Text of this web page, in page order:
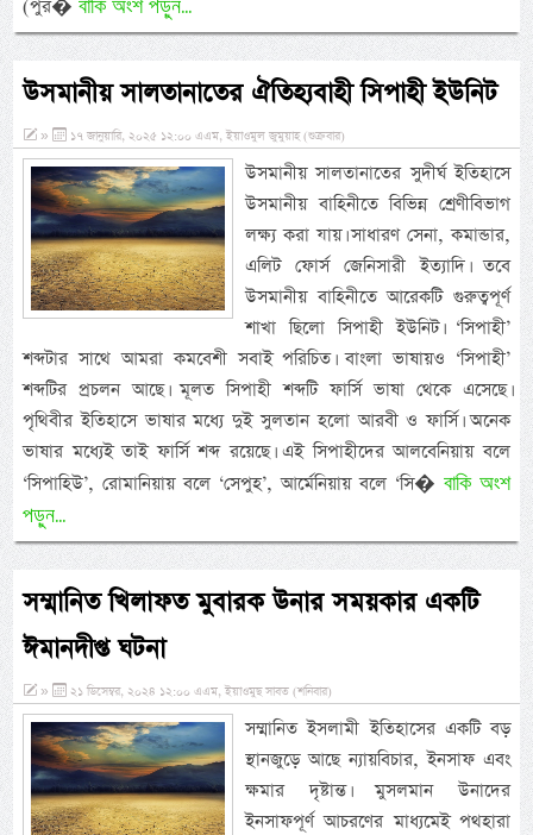
(পুর�
উসমানীয় সালতানাতের ঐতিহ্যবাহী সিপাহী ইউনিট
» ১৭ জানুয়ারি, ২০২৫ ১২:০০ এএম, ইয়াওমুল জুমুয়াহ (শুক্রবার)
উসমানীয় সালতানাতের সুদীর্ঘ ইতিহাসে
উসমানীয় বাহিনীতে বিভিন্ন শ্রেণীবিভাগ
লক্ষ্য করা যায়। সাধারণ সেনা, কমান্ডার,
এলিট ফোর্স জেনিসারী ইত্যাদি। তবে
উসমানীয় বাহিনীতে আরেকটি গুরুত্বপূর্ণ
শাখা ছিলো সিপাহী ইউনিট। ‘সিপাহী’
শব্দটার সাথে আমরা কমবেশী সবাই পরিচিত। বাংলা ভাষায়ও ‘সিপাহী’
শব্দটির প্রচলন আছে। মূলত সিপাহী শব্দটি ফার্সি ভাষা থেকে এসেছে।
পৃথিবীর ইতিহাসে ভাষার মধ্যে দুই সুলতান হলো আরবী ও ফার্সি। অনেক
ভাষার মধ্যেই তাই ফার্সি শব্দ রয়েছে। এই সিপাহীদের আলবেনিয়ায় বলে
‘সিপাহিউ’, রোমানিয়ায় বলে ‘সেপুহ’, আর্মেনিয়ায় বলে ‘সি� বাকি অংশ
পড়ুন...
সম্মানিত খিলাফত মুবারক উনার সময়কার একটি
ঈমানদীপ্ত ঘটনা
» ২১ ডিসেম্বর, ২০২৪ ১২:০০ এএম, ইয়াওমুছ সাবত (শনিবার)
সম্মানিত ইসলামী ইতিহাসের একটি বড়
স্থানজুড়ে আছে ন্যায়বিচার, ইনসাফ এবং
ক্ষমার দৃষ্টান্ত। মুসলমান উনাদের
ইনসাফপূর্ণ আচরণের মাধ্যমেই পথহারা